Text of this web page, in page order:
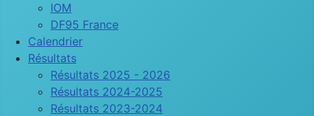
IOM
DF95 France
Calendrier
Résultats
Résultats 2025 - 2026
Résultats 2024-2025
Résultats 2023-2024